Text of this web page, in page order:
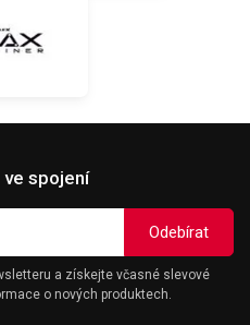
spojení
a získejte včasné slevové
o nových produktech.